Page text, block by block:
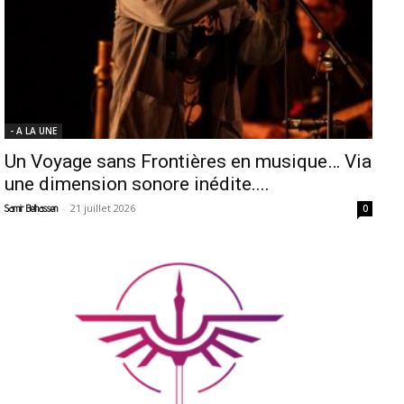
- A LA UNE
Un Voyage sans Frontières en musique… Via
une dimension sonore inédite....
Samir Belhassen - 21 juillet 2026 0